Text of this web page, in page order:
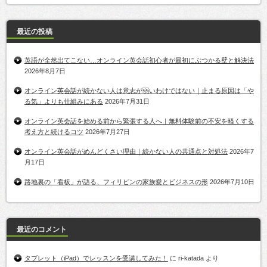
最近の投稿
英語が全然出てこない…オンライン英会話初心者が最初にぶつかる壁と解決法
2026年8月7日
オンライン英会話が続かない人は意志が弱いわけではない｜止まる原因は「や
る気」よりも仕組みにある 2026年7月31日
オンライン英会話を始める前から緊張する人へ｜無料体験前の不安を軽くする
考え方と続けるコツ 2026年7月27日
オンライン英会話がめんどくさい理由｜続かない人の共通点と対処法 2026年7
月17日
路地裏の「看板」が語る、フィリピンの家族愛とビジネスの形 2026年7月10日
最近のコメント
タブレット（iPad）でレッスンを受講してみた！ に ri-katada より